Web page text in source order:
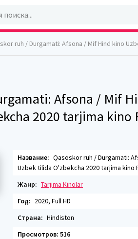
ruh / Durgamati: Afsona / Mif Hind kino Uzbek tilida O'zbekcha
Afsona / Mif
2020 tarjima kino
Название: Qasoskor ruh / Durgamati:
Uzbek tilida O'zbekcha 2020 tarjima kino
Жанр: Tarjima Kinolar
Год: 2020, Full HD
Страна: Hindiston
Просмотров: 516